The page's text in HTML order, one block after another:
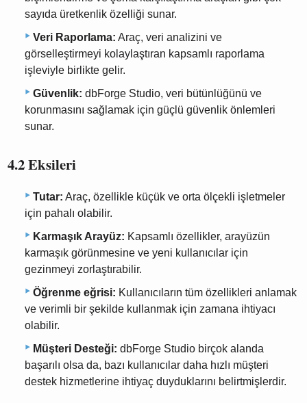
sayıda üretkenlik özelliği sunar.
Veri Raporlama: Araç, veri analizini ve
görselleştirmeyi kolaylaştıran kapsamlı raporlama
işleviyle birlikte gelir.
Güvenlik: dbForge Studio, veri bütünlüğünü ve
korunmasını sağlamak için güçlü güvenlik önlemleri
sunar.
4.2 Eksileri
Tutar: Araç, özellikle küçük ve orta ölçekli işletmeler
için pahalı olabilir.
Karmaşık Arayüz: Kapsamlı özellikler, arayüzün
karmaşık görünmesine ve yeni kullanıcılar için
gezinmeyi zorlaştırabilir.
Öğrenme eğrisi: Kullanıcıların tüm özellikleri anlamak
ve verimli bir şekilde kullanmak için zamana ihtiyacı
olabilir.
Müşteri Desteği: dbForge Studio birçok alanda
başarılı olsa da, bazı kullanıcılar daha hızlı müşteri
destek hizmetlerine ihtiyaç duyduklarını belirtmişlerdir.